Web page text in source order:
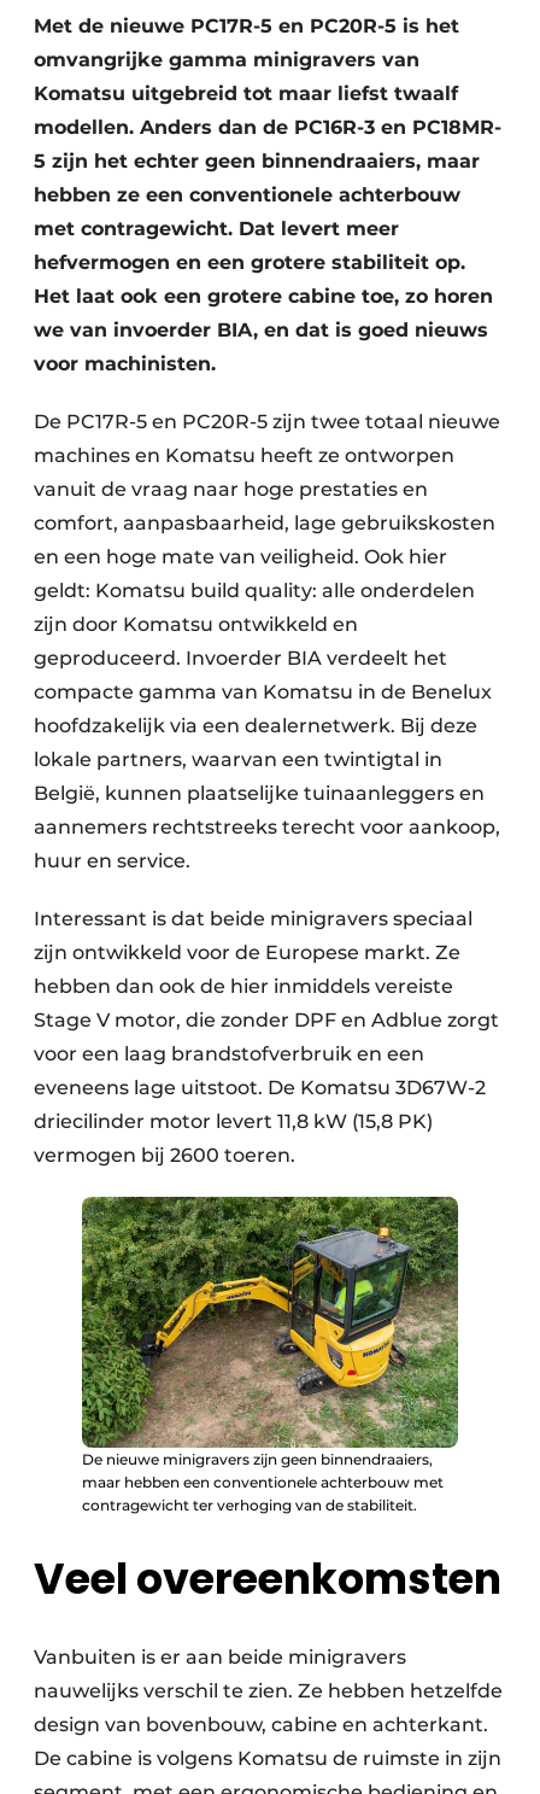
Met de nieuwe PC17R-5 en PC20R-5 is het
omvangrijke gamma minigravers van
Komatsu uitgebreid tot maar liefst twaalf
modellen. Anders dan de PC16R-3 en PC18MR-
5 zijn het echter geen binnendraaiers, maar
hebben ze een conventionele achterbouw
met contragewicht. Dat levert meer
hefvermogen en een grotere stabiliteit op.
Het laat ook een grotere cabine toe, zo horen
we van invoerder BIA, en dat is goed nieuws
voor machinisten.
De PC17R-5 en PC20R-5 zijn twee totaal nieuwe
machines en Komatsu heeft ze ontworpen
vanuit de vraag naar hoge prestaties en
comfort, aanpasbaarheid, lage gebruikskosten
en een hoge mate van veiligheid. Ook hier
geldt: Komatsu build quality: alle onderdelen
zijn door Komatsu ontwikkeld en
geproduceerd. Invoerder BIA verdeelt het
compacte gamma van Komatsu in de Benelux
hoofdzakelijk via een dealernetwerk. Bij deze
lokale partners, waarvan een twintigtal in
België, kunnen plaatselijke tuinaanleggers en
aannemers rechtstreeks terecht voor aankoop,
huur en service.
Interessant is dat beide minigravers speciaal
zijn ontwikkeld voor de Europese markt. Ze
hebben dan ook de hier inmiddels vereiste
Stage V motor, die zonder DPF en Adblue zorgt
voor een laag brandstofverbruik en een
eveneens lage uitstoot. De Komatsu 3D67W-2
driecilinder motor levert 11,8 kW (15,8 PK)
vermogen bij 2600 toeren.
De nieuwe minigravers zijn geen binnendraaiers,
maar hebben een conventionele achterbouw met
contragewicht ter verhoging van de stabiliteit.
Veel overeenkomsten
Vanbuiten is er aan beide minigravers
nauwelijks verschil te zien. Ze hebben hetzelfde
design van bovenbouw, cabine en achterkant.
De cabine is volgens Komatsu de ruimste in zijn